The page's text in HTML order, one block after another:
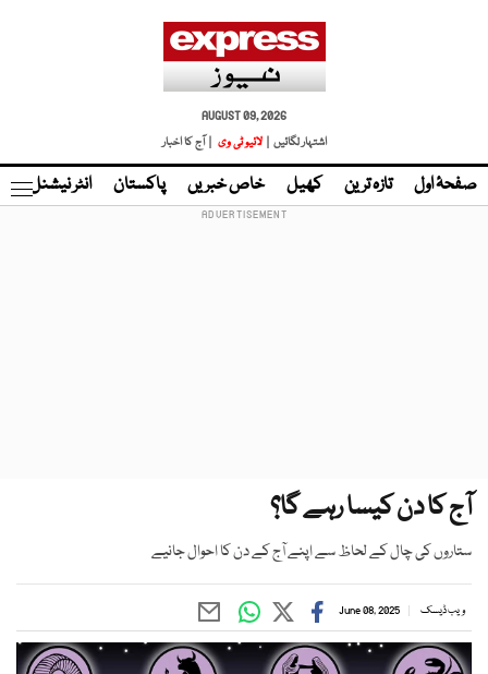
AUGUST 09, 2026
اشتہار لگائیں |
لائیو ٹی وی | آج کا اخبار
صفحۂ اول تازہ ترین کھیل خاص خبریں پاکستان انٹر نیشنل
آج کا دن کیسا رہے گا؟
ستاروں کی چال کے لحاظ سے اپنے آج کے دن کا احوال جانیے
ویب ڈیسک June 08, 2025